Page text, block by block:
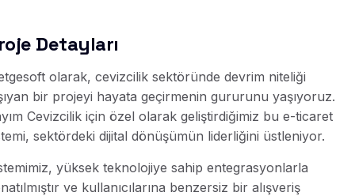
Detayları
olarak, cevizcilik sektöründe devrim niteliği
bir projeyi hayata geçirmenin gururunu yaşıyoruz.
Cevizcilik için özel olarak geliştirdiğimiz bu e-ticaret
sektördeki dijital dönüşümün liderliğini üstleniyor.
yüksek teknolojiye sahip entegrasyonlarla
ve kullanıcılarına benzersiz bir alışveriş